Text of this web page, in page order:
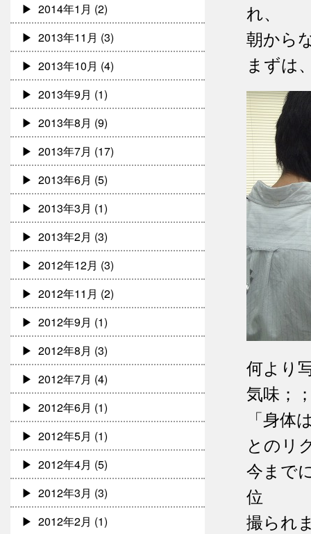
れ、
朝から
まずは
何より
気味；
「身
とのリ
今まで
位
撮られ
2014年1月 (2)
2013年11月 (3)
2013年10月 (4)
2013年9月 (1)
2013年8月 (9)
2013年7月 (17)
2013年6月 (5)
2013年3月 (1)
2013年2月 (3)
2012年12月 (3)
2012年11月 (2)
2012年9月 (1)
2012年8月 (3)
2012年7月 (4)
2012年6月 (1)
2012年5月 (1)
2012年4月 (5)
2012年3月 (3)
2012年2月 (1)